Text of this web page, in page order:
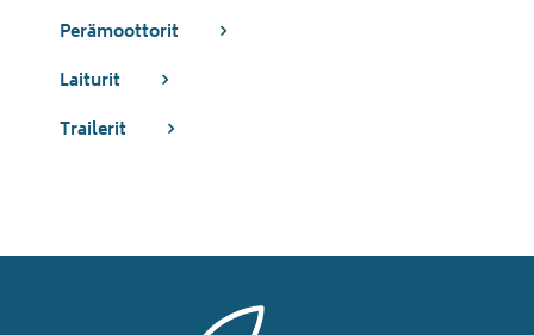
Perämoottorit
Laiturit
Trailerit